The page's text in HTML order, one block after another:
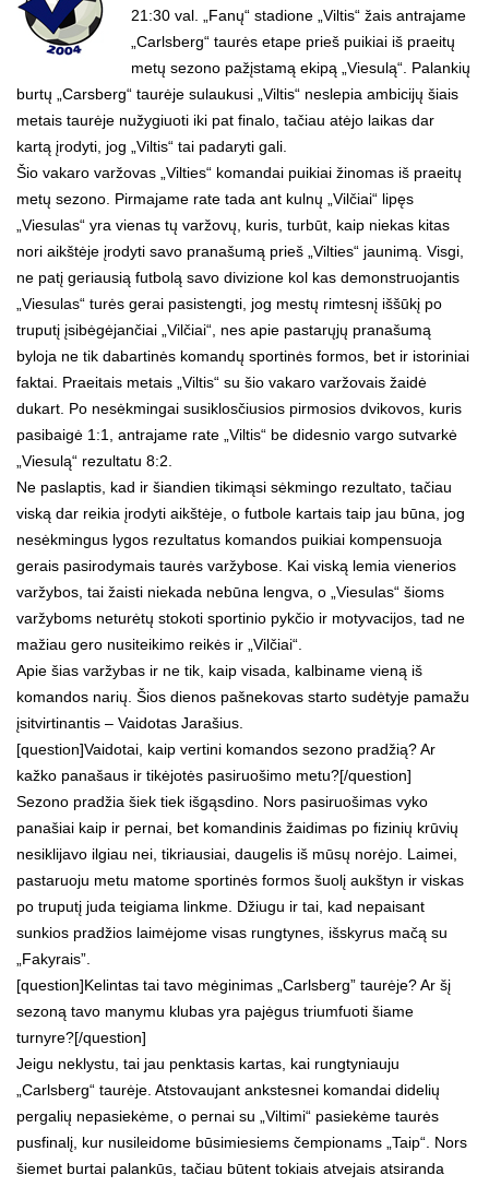
21:30 val. „Fanų“ stadione „Viltis“ žais antrajame
„Carlsberg“ taurės etape prieš puikiai iš praeitų
metų sezono pažįstamą ekipą „Viesulą“. Palankių
burtų „Carsberg“ taurėje sulaukusi „Viltis“ neslepia ambicijų šiais
metais taurėje nužygiuoti iki pat finalo, tačiau atėjo laikas dar
kartą įrodyti, jog „Viltis“ tai padaryti gali.
Šio vakaro varžovas „Vilties“ komandai puikiai žinomas iš praeitų
metų sezono. Pirmajame rate tada ant kulnų „Vilčiai“ lipęs
„Viesulas“ yra vienas tų varžovų, kuris, turbūt, kaip niekas kitas
nori aikštėje įrodyti savo pranašumą prieš „Vilties“ jaunimą. Visgi,
ne patį geriausią futbolą savo divizione kol kas demonstruojantis
„Viesulas“ turės gerai pasistengti, jog mestų rimtesnį iššūkį po
truputį įsibėgėjančiai „Vilčiai“, nes apie pastarųjų pranašumą
byloja ne tik dabartinės komandų sportinės formos, bet ir istoriniai
faktai. Praeitais metais „Viltis“ su šio vakaro varžovais žaidė
dukart. Po nesėkmingai susiklosčiusios pirmosios dvikovos, kuris
pasibaigė 1:1, antrajame rate „Viltis“ be didesnio vargo sutvarkė
„Viesulą“ rezultatu 8:2.
Ne paslaptis, kad ir šiandien tikimąsi sėkmingo rezultato, tačiau
viską dar reikia įrodyti aikštėje, o futbole kartais taip jau būna, jog
nesėkmingus lygos rezultatus komandos puikiai kompensuoja
gerais pasirodymais taurės varžybose. Kai viską lemia vienerios
varžybos, tai žaisti niekada nebūna lengva, o „Viesulas“ šioms
varžyboms neturėtų stokoti sportinio pykčio ir motyvacijos, tad ne
mažiau gero nusiteikimo reikės ir „Vilčiai“.
Apie šias varžybas ir ne tik, kaip visada, kalbiname vieną iš
komandos narių. Šios dienos pašnekovas starto sudėtyje pamažu
įsitvirtinantis – Vaidotas Jarašius.
[question]Vaidotai, kaip vertini komandos sezono pradžią? Ar
kažko panašaus ir tikėjotės pasiruošimo metu?[/question]
Sezono pradžia šiek tiek išgąsdino. Nors pasiruošimas vyko
panašiai kaip ir pernai, bet komandinis žaidimas po fizinių krūvių
nesiklijavo ilgiau nei, tikriausiai, daugelis iš mūsų norėjo. Laimei,
pastaruoju metu matome sportinės formos šuolį aukštyn ir viskas
po truputį juda teigiama linkme. Džiugu ir tai, kad nepaisant
sunkios pradžios laimėjome visas rungtynes, išskyrus mačą su
„Fakyrais”.
[question]Kelintas tai tavo mėginimas „Carlsberg” taurėje? Ar šį
sezoną tavo manymu klubas yra pajėgus triumfuoti šiame
turnyre?[/question]
Jeigu neklystu, tai jau penktasis kartas, kai rungtyniauju
„Carlsberg“ taurėje. Atstovaujant ankstesnei komandai didelių
pergalių nepasiekėme, o pernai su „Viltimi“ pasiekėme taurės
pusfinalį, kur nusileidome būsimiesiems čempionams „Taip“. Nors
šiemet burtai palankūs, tačiau būtent tokiais atvejais atsiranda